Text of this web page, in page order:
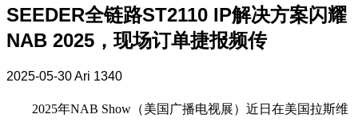
SEEDER全链路ST2110 IP解决方案闪耀
NAB 2025，现场订单捷报频传
2025-05-30Ari 1340
2025年NAB Show（美国广播电视展）近日在美国拉斯维